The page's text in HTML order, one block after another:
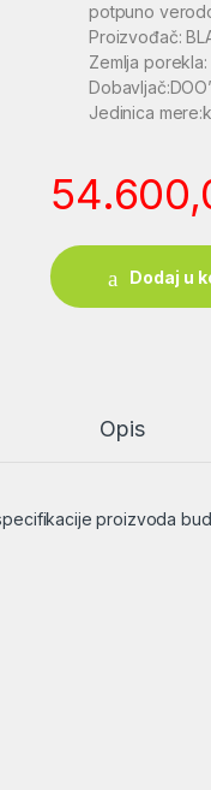
potpuno
Proizvođač:
Zemlja porekla:
Jedinica
Dodaj u
Opis
proizvoda